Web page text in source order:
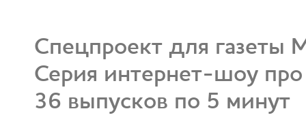
Спецпроект для газеты
Серия интернет-шоу
36 выпусков по 5 минут